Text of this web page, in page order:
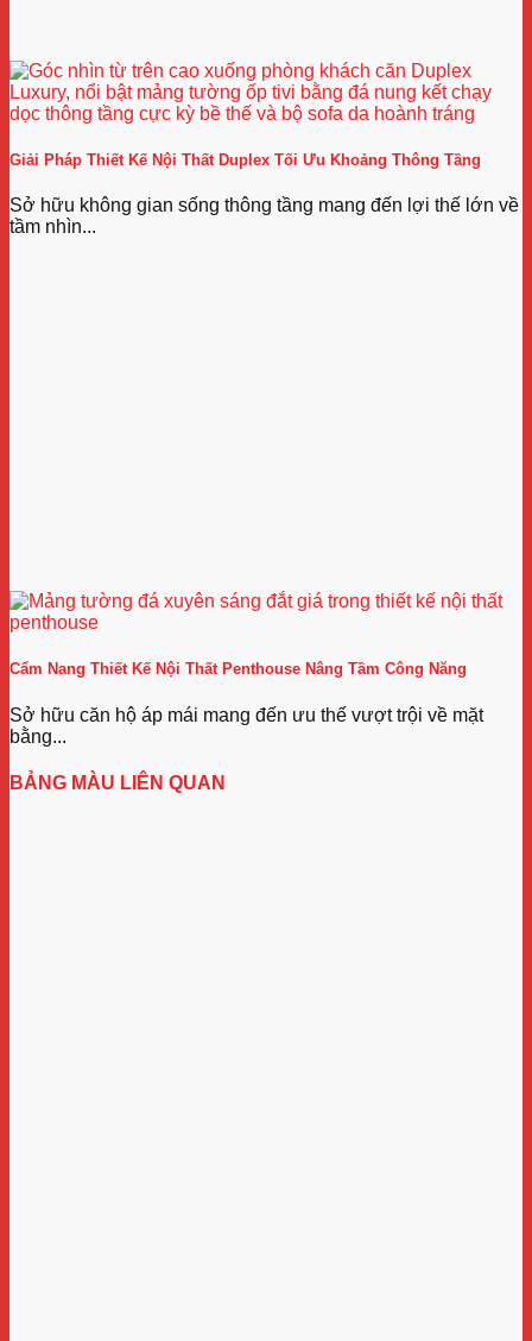
Giải Pháp Thiết Kế Nội Thất Duplex Tối Ưu Khoảng Thông Tầng
Sở hữu không gian sống thông tầng mang đến lợi thế lớn về
tầm nhìn...
Cẩm Nang Thiết Kế Nội Thất Penthouse Nâng Tầm Công Năng
Sở hữu căn hộ áp mái mang đến ưu thế vượt trội về mặt
bằng...
BẢNG MÀU LIÊN QUAN